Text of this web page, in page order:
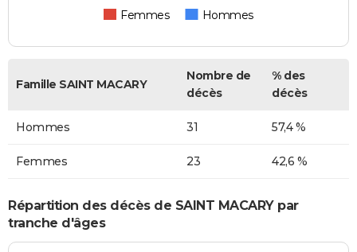
Femmes Hommes
Famille SAINT MACARY
Nombre de
décès
% des
décès
Hommes 31 57,4 %
Femmes 23 42,6 %
Répartition des décès de SAINT MACARY par
tranche d'âges